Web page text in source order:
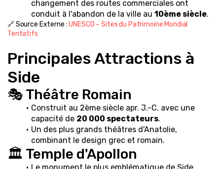
changement des routes commerciales ont
conduit à l'abandon de la ville au 10ème siècle.
🔗 Source Externe : UNESCO – Sites du Patrimoine Mondial
Tentatifs
Principales Attractions à
Side
🎭 Théâtre Romain
Construit au 2ème siècle apr. J.-C. avec une
capacité de 20 000 spectateurs.
Un des plus grands théâtres d'Anatolie,
combinant le design grec et romain.
🏛️ Temple d'Apollon